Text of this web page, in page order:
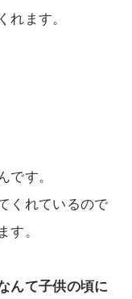
れます。
です。
くれているので
す。
んて子供の頃に